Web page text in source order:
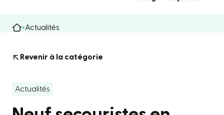
Actualités
Revenir à la catégorie
Actualités